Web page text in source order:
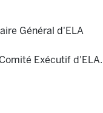
Général d'ELA
Exécutif d'ELA.